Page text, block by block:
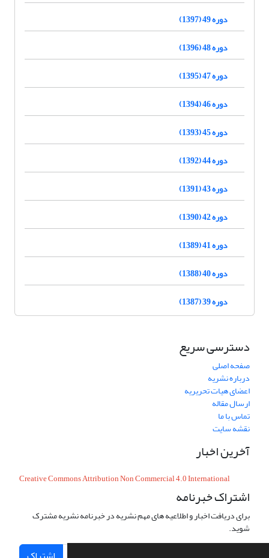
دوره 49 (1397)
دوره 48 (1396)
دوره 47 (1395)
دوره 46 (1394)
دوره 45 (1393)
دوره 44 (1392)
دوره 43 (1391)
دوره 42 (1390)
دوره 41 (1389)
دوره 40 (1388)
دوره 39 (1387)
دسترسی سریع
صفحه اصلی
درباره نشریه
اعضای هیات تحریریه
ارسال مقاله
تماس با ما
نقشه سایت
آخرین اخبار
Creative Commons Attribution Non Commercial 4.0 International
اشتراک خبرنامه
برای دریافت اخبار و اطلاعیه های مهم نشریه در خبرنامه نشریه مشترک
شوید.